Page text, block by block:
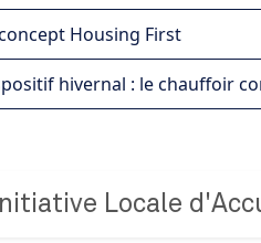
Housing First
hivernal : le chauffoir
Locale